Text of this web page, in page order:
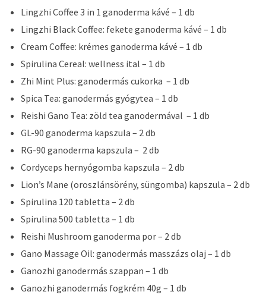
Lingzhi Coffee 3 in 1 ganoderma kávé – 1 db
Lingzhi Black Coffee: fekete ganoderma kávé – 1 db
Cream Coffee: krémes ganoderma kávé – 1 db
Spirulina Cereal: wellness ital – 1 db
Zhi Mint Plus: ganodermás cukorka – 1 db
Spica Tea: ganodermás gyógytea – 1 db
Reishi Gano Tea: zöld tea ganodermával – 1 db
GL-90 ganoderma kapszula – 2 db
RG-90 ganoderma kapszula – 2 db
Cordyceps hernyógomba kapszula – 2 db
Lion’s Mane (oroszlánsörény, süngomba) kapszula – 2 db
Spirulina 120 tabletta – 2 db
Spirulina 500 tabletta – 1 db
Reishi Mushroom ganoderma por – 2 db
Gano Massage Oil: ganodermás masszázs olaj – 1 db
Ganozhi ganodermás szappan – 1 db
Ganozhi ganodermás fogkrém 40g – 1 db